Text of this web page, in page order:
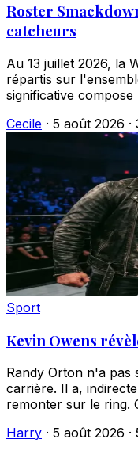
Roster
catcheurs
Au 13 juillet 2026, la
répartis sur
significative
Cecile · 5 août 2026 ·
Sport
Kevin Owens
Randy Orton n'a pas
carrière. Il a,
remonter sur le ring.
Harry · 5 août 2026 ·